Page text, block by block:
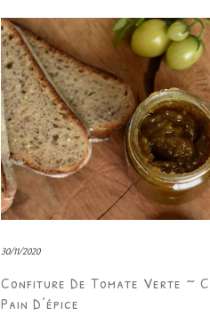
30/11/2020
Confiture De Tomate Verte ~
Pain D’épice